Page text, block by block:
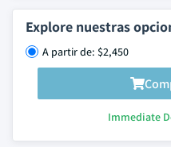
Explore nuestras
A partir de: $2,450
Immediate